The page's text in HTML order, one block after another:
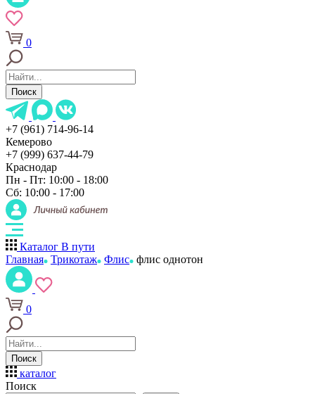
0
Поиск
+7 (961) 714-96-14
Кемерово
+7 (999) 637-44-79
Краснодар
Пн - Пт: 10:00 - 18:00
Сб: 10:00 - 17:00
Каталог В пути
Главная Трикотаж Флис флис однотон
0
Поиск
каталог
Поиск